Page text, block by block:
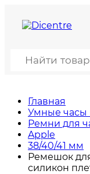
Главная
Умные часы
Ремни для
Apple
38/40/41 мм
Ремешок
силикон